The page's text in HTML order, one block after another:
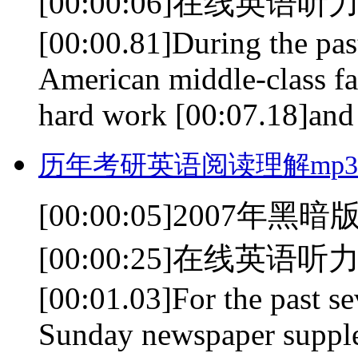
[00:00.81]During the
American middle-class
hard work
历年考研英语阅读理解
[00:00:05]2007年黑暗
[00:00:25]在线英语听
[00:01.03]For the past
Sunday newspaper